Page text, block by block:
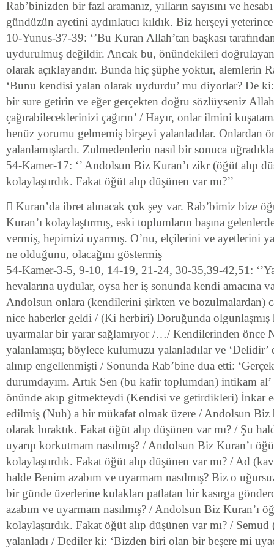
Rab’binizden bir fazl aramanız, yılların sayısını ve
gündüzün ayetini aydınlatıcı kıldık. Biz herşeyi yeterince
10-Yunus-37-39: ‘’Bu Kuran Allah’tan başkası
uydurulmuş değildir. Ancak bu, önündekileri doğrulayan
olarak açıklayandır. Bunda hiç şüphe yoktur, alemlerin
‘Bunu kendisi yalan olarak uydurdu’ mu diyorlar? De
bir sure getirin ve eğer gerçekten doğru sözlüyseniz
çağırabileceklerinizi çağırın’ / Hayır, onlar ilmini
henüz yorumu gelmemiş birşeyi yalanladılar. Onlardan
yalanlamışlardı. Zulmedenlerin nasıl bir sonuca
54-Kamer-17: ‘’ Andolsun Biz Kuran’ı zikr (öğüt alıp
kolaylaştırdık. Fakat öğüt alıp düşünen var mı?’’
 Kuran’da ibret alınacak çok şey var. Rab’bimiz bize
Kuran’ı kolaylaştırmış, eski toplumların başına
vermiş, hepimizi uyarmış. O’nu, elçilerini ve ayetlerini
ne olduğunu, olacağını göstermiş
54-Kamer-3-5, 9-10, 14-19, 21-24, 30-35,39-42,51:
hevalarına uydular, oysa her iş sonunda kendi amacına
Andolsun onlara (kendilerini şirkten ve bozulmalardan)
nice haberler geldi / (Ki herbiri) Doruğunda
uyarmalar bir yarar sağlamıyor /…/ Kendilerinden önce
yalanlamıştı; böylece kulumuzu yalanladılar ve ‘Delidir’
alınıp engellenmişti / Sonunda Rab’bine dua etti:
durumdayım. Artık Sen (bu kafir toplumdan) intikam
önünde akıp gitmekteydi (Kendisi ve getirdikleri) İnkar
edilmiş (Nuh) a bir mükafat olmak üzere / Andolsun Biz
olarak bıraktık. Fakat öğüt alıp düşünen var mı? / Şu
uyarıp korkutmam nasılmış? / Andolsun Biz Kuran’ı
kolaylaştırdık. Fakat öğüt alıp düşünen var mı? / Ad
halde Benim azabım ve uyarmam nasılmış? Biz o
bir günde üzerlerine kulakları patlatan bir kasırga
azabım ve uyarmam nasılmış? / Andolsun Biz Kuran’ı
kolaylaştırdık. Fakat öğüt alıp düşünen var mı? / Semud
yalanladı / Dediler ki: ‘Bizden biri olan bir beşere mi